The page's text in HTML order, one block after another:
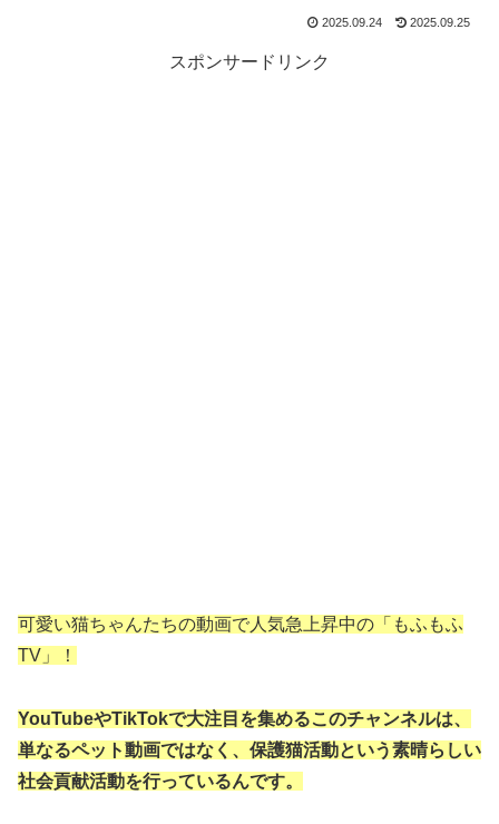
2025.09.24 2025.09.25
スポンサードリンク
可愛い猫ちゃんたちの動画で人気急上昇中の「もふもふ
TV」！
YouTubeやTikTokで大注目を集めるこのチャンネルは、
単なるペット動画ではなく、保護猫活動という素晴らしい
社会貢献活動を行っているんです。